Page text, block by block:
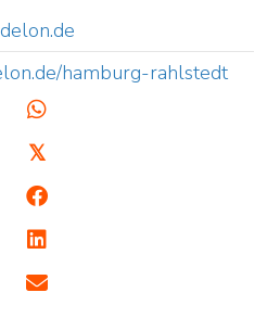
hamburg-rahlstedt
𝕏